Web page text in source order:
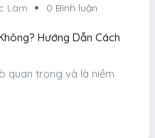
Làm 0 Bình luận
Hướng Dẫn Cách
quan trọng và là niềm